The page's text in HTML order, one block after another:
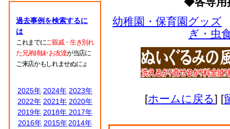
過去事例を検索するに
は
これまでにご親戚・生き別れ
た兄弟姉妹･お友達が当店に
ご来店かもしれませぬにょ
2025年 2024年 2023年
2022年 2021年 2020年
2019年 2018年 2017年
2016年 2015年 2014年
幼稚園・保育園グッズ
ぎ・虫
[ホームに戻る] [